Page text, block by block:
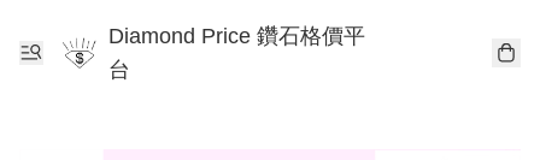
Diamond Price 鑽石格價平
台